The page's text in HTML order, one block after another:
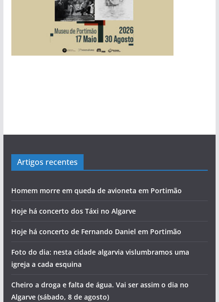
Artigos recentes
Homem morre em queda de avioneta em Portimão
Hoje há concerto dos Táxi no Algarve
Hoje há concerto de Fernando Daniel em Portimão
Foto do dia: nesta cidade algarvia vislumbramos uma
igreja a cada esquina
Cheiro a droga e falta de água. Vai ser assim o dia no
Algarve (sábado, 8 de agosto)